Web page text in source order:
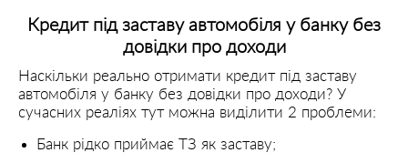
Кредит під заставу автомобіля у банку без
довідки про доходи
Наскільки реально отримати кредит під заставу
автомобіля у банку без довідки про доходи? У
сучасних реаліях тут можна виділити 2 проблеми:
Банк рідко приймає ТЗ як заставу;